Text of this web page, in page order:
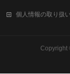
個人情報の取り扱
Copyright